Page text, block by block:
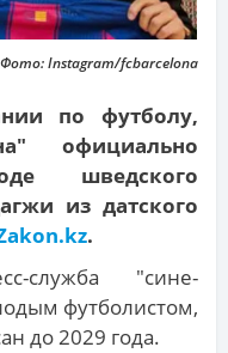
Instagram/fcbarcelona
по футболу,
официально
шведского
из датского
.
служба "сине-
футболистом,
до 2029 года.